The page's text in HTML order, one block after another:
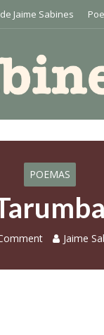
Jaime Sabines
POEMAS
Jaime